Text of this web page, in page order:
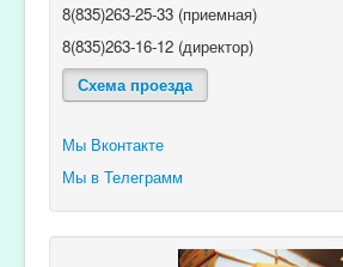
8(835)263-25-33 (приемная)
8(835)263-16-12 (директор)
Схема проезда
Мы Вконтакте
Мы в Телеграмм